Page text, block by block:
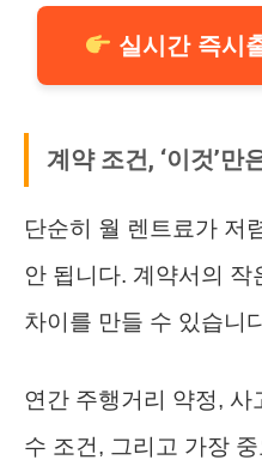
실시간 즉시
계약 조건, ‘이것’만
단순히 월 렌트료가 저
안 됩니다. 계약서의
차이를 만들 수 있습니
연간 주행거리 약정, 사
수 조건, 그리고 가장